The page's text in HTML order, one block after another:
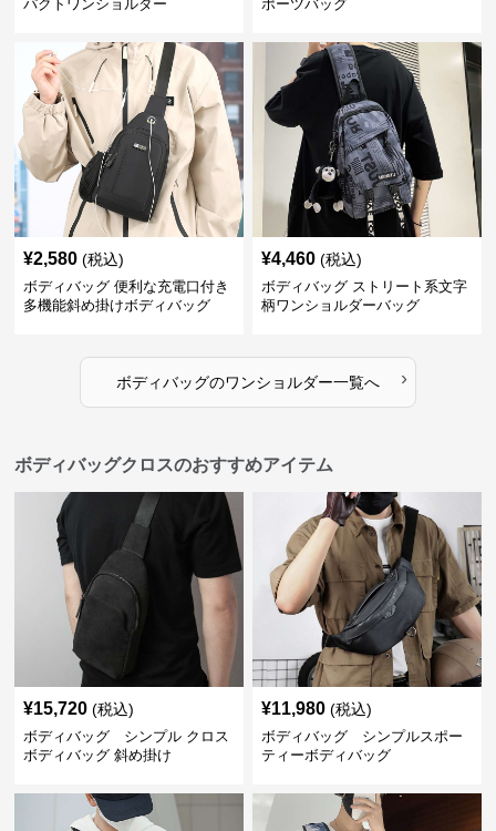
パクトワンショルダー
ポーツバッグ
¥2,580 (税込)
ボディバッグ 便利な充電口付き
多機能斜め掛けボディバッグ
¥4,460 (税込)
ボディバッグ ストリート系文字
柄ワンショルダーバッグ
ボディバッグのワンショルダー一覧へ ›
ボディバッグクロスのおすすめアイテム
¥15,720 (税込)
ボディバッグ シンプル クロス
ボディバッグ 斜め掛け
¥11,980 (税込)
ボディバッグ シンプルスポー
ティーボディバッグ